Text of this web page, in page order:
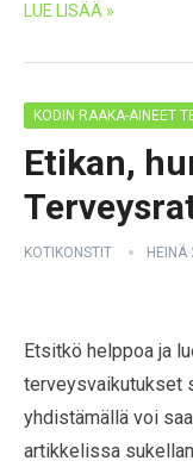
LUE LISÄÄ »
KODIN RAAKA-AINEET
Etikan,
KOTIKONSTIT
Etsitkö helppoa ja
terveysvaikutukset
yhdistämällä voi
artikkelissa